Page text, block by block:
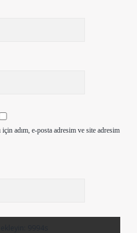
adım, e-posta adresim ve site adresim